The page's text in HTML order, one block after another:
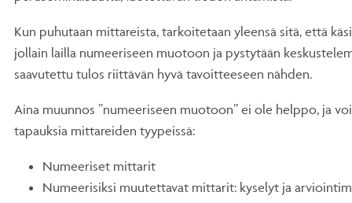
Kun puhutaan mittareista, tarkoitetaan yleensä sitä, että
jollain lailla numeeriseen muotoon ja pystytään
saavutettu tulos riittävän hyvä tavoitteeseen nähden.
Aina muunnos ”numeeriseen muotoon” ei ole helppo, ja
tapauksia mittareiden tyypeissä:
Numeeriset mittarit
Numeerisiksi muutettavat mittarit: kyselyt ja